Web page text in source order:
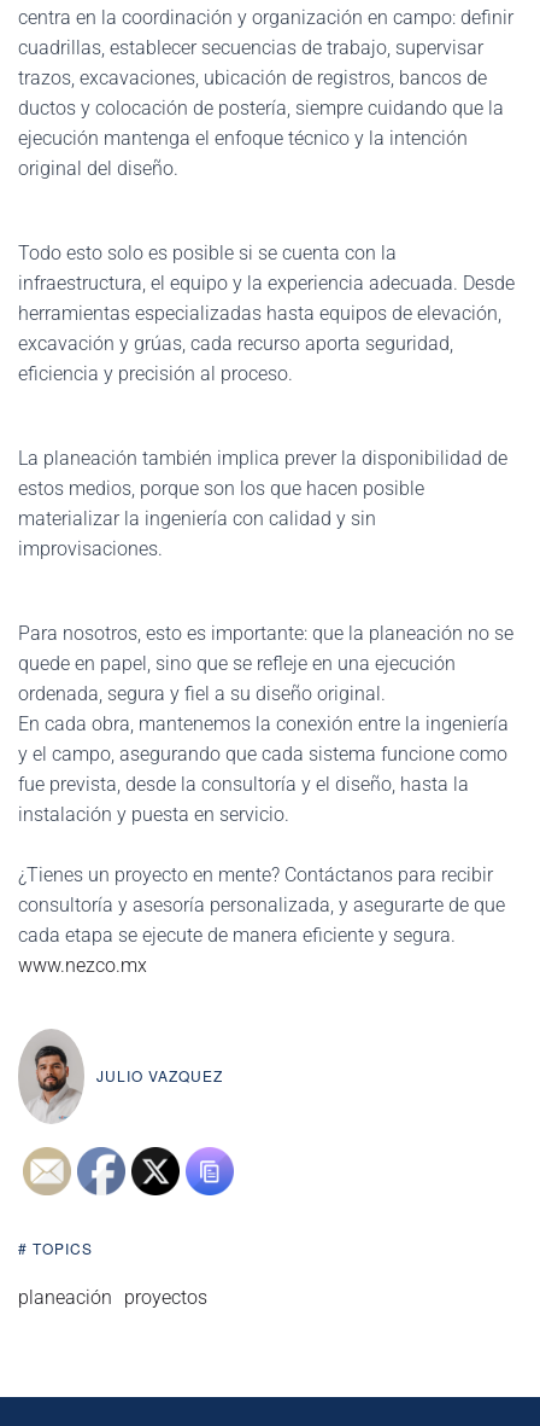
# TOPICS
planeación proyectos
centra en la coordinación y organización en campo: definir
cuadrillas, establecer secuencias de trabajo, supervisar
trazos, excavaciones, ubicación de registros, bancos de
ductos y colocación de postería, siempre cuidando que la
ejecución mantenga el enfoque técnico y la intención
original del diseño.
Todo esto solo es posible si se cuenta con la
infraestructura, el equipo y la experiencia adecuada. Desde
herramientas especializadas hasta equipos de elevación,
excavación y grúas, cada recurso aporta seguridad,
eficiencia y precisión al proceso.
La planeación también implica prever la disponibilidad de
estos medios, porque son los que hacen posible
materializar la ingeniería con calidad y sin
improvisaciones.
Para nosotros, esto es importante: que la planeación no se
quede en papel, sino que se refleje en una ejecución
ordenada, segura y fiel a su diseño original.
En cada obra, mantenemos la conexión entre la ingeniería
y el campo, asegurando que cada sistema funcione como
fue prevista, desde la consultoría y el diseño, hasta la
instalación y puesta en servicio.
¿Tienes un proyecto en mente? Contáctanos para recibir
consultoría y asesoría personalizada, y asegurarte de que
cada etapa se ejecute de manera eficiente y segura.
www.nezco.mx
JULIO VAZQUEZ